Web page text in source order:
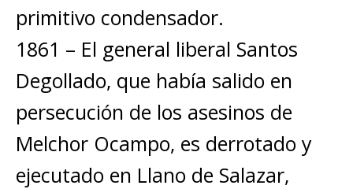
primitivo condensador.
1861 – El general liberal Santos
Degollado, que había salido en
persecución de los asesinos de
Melchor Ocampo, es derrotado y
ejecutado en Llano de Salazar,